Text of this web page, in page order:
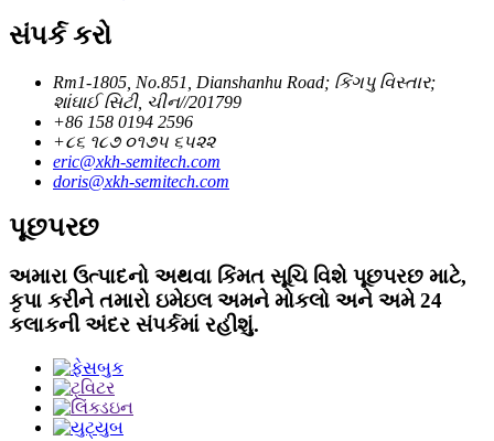
સંપર્ક કરો
Rm1-1805, No.851, Dianshanhu Road; કિંગપુ વિસ્તાર;
શાંઘાઈ સિટી, ચીન//201799
+86 158 0194 2596
+૮૬ ૧૮૭ ૦૧૭૫ ૬૫૨૨
eric@xkh-semitech.com
doris@xkh-semitech.com
પૂછપરછ
અમારા ઉત્પાદનો અથવા કિંમત સૂચિ વિશે પૂછપરછ માટે,
કૃપા કરીને તમારો ઇમેઇલ અમને મોકલો અને અમે 24
કલાકની અંદર સંપર્કમાં રહીશું.